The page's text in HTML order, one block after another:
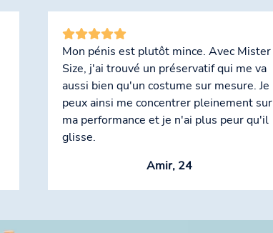
Mon pénis est plutôt mince. Avec Mister
Size, j'ai trouvé un préservatif qui me va
aussi bien qu'un costume sur mesure. Je
peux ainsi me concentrer pleinement sur
ma performance et je n'ai plus peur qu'il
glisse.
Amir, 24